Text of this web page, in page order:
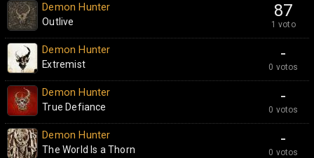
87
1 voto
Demon Hunter
Outlive
-
0 votos
Demon Hunter
Extremist
-
0 votos
Demon Hunter
True Defiance
-
0 votos
Demon Hunter
The World Is a Thorn